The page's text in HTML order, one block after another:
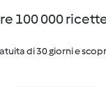
100 000
di 30 giorni e